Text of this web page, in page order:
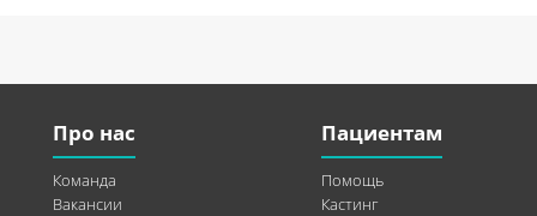
Про нас
Команда
Вакансии
Пациентам
Помощь
Кастинг